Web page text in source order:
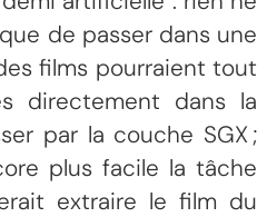
de passer dans une
films pourraient tout
directement dans la
par la couche SGX ;
plus facile la tâche
extraire le film du